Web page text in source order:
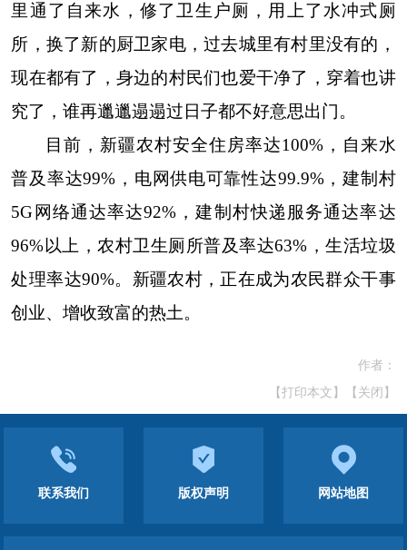
里通了自来水，修了卫生户厕，用上了水冲式厕
所，换了新的厨卫家电，过去城里有村里没有的，
现在都有了，身边的村民们也爱干净了，穿着也讲
究了，谁再邋邋遢遢过日子都不好意思出门。
目前，新疆农村安全住房率达100%，自来水
普及率达99%，电网供电可靠性达99.9%，建制村
5G网络通达率达92%，建制村快递服务通达率达
96%以上，农村卫生厕所普及率达63%，生活垃圾
处理率达90%。新疆农村，正在成为农民群众干事
创业、增收致富的热土。
作者：
【打印本文】
【关闭】
联系我们 版权声明 网站地图